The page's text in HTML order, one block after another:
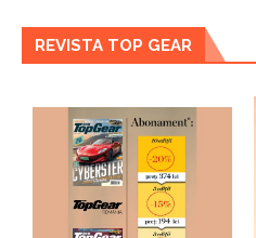
REVISTA TOP GEAR